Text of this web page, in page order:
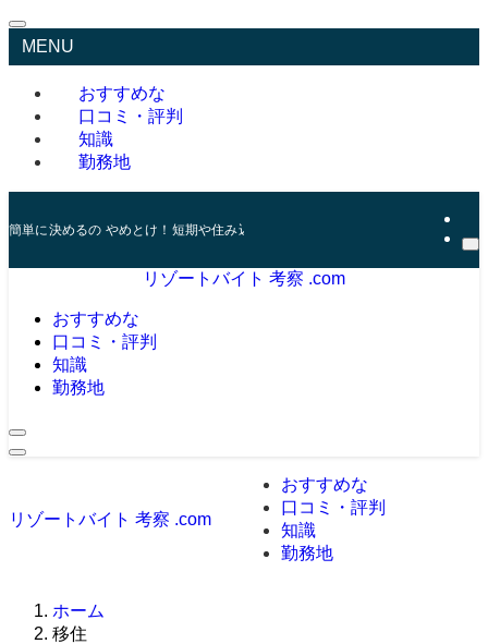
MENU
おすすめな
口コミ・評判
知識
勤務地
簡単に決めるの やめとけ！短期や住み込み おすすめリゾバの口コミと評価
リゾートバイト 考察 .com
おすすめな
口コミ・評判
知識
勤務地
リゾートバイト 考察 .com
おすすめな
口コミ・評判
知識
勤務地
ホーム
移住